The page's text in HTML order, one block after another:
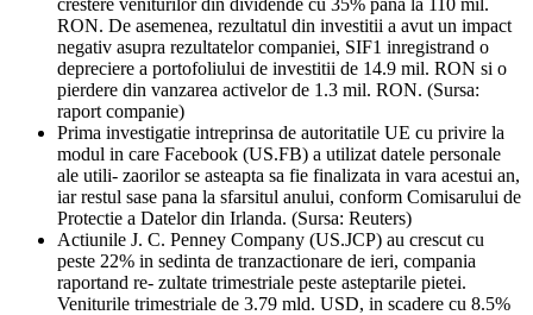
crestere veniturilor din dividende cu 35% pana la 110 mil.
RON. De asemenea, rezultatul din investitii a avut un impact
negativ asupra rezultatelor companiei, SIF1 inregistrand o
depreciere a portofoliului de investitii de 14.9 mil. RON si o
pierdere din vanzarea activelor de 1.3 mil. RON. (Sursa:
raport companie)
Prima investigatie intreprinsa de autoritatile UE cu privire la
modul in care Facebook (US.FB) a utilizat datele personale
ale utili- zaorilor se asteapta sa fie finalizata in vara acestui an,
iar restul sase pana la sfarsitul anului, conform Comisarului de
Protectie a Datelor din Irlanda. (Sursa: Reuters)
Actiunile J. C. Penney Company (US.JCP) au crescut cu
peste 22% in sedinta de tranzactionare de ieri, compania
raportand re- zultate trimestriale peste asteptarile pietei.
Veniturile trimestriale de 3.79 mld. USD, in scadere cu 8.5%